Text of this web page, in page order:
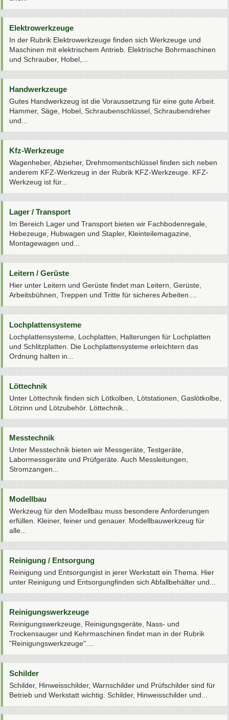
Elektrowerkzeuge
In der Rubrik Elektrowerkzeuge finden sich Werkzeuge und
Maschinen mit elektrischem Antrieb. Elektrische Bohrmaschinen
und Schrauber, Hobel,...
Handwerkzeuge
Gutes Handwerkzeug ist die Voraussetzung für eine gute Arbeit.
Hammer, Säge, Hobel, Schraubenschlüssel, Schraubendreher
und...
Kfz-Werkzeuge
Wagenheber, Abzieher, Drehmomentschlüssel finden sich neben
anderem KFZ-Werkzeug in der Rubrik KFZ-Werkzeuge. KFZ-
Werkzeug ist für...
Lager / Transport
Im Bereich Lager und Transport bieten wir Fachbodenregale,
Hebezeuge, Hubwagen und Stapler, Kleinteilemagazine,
Montagewagen und...
Leitern / Gerüste
Hier unter Leitern und Gerüste findet man Leitern, Gerüste,
Arbeitsbühnen, Treppen und Tritte für sicheres Arbeiten....
Lochplattensysteme
Lochplattensysteme, Lochplatten, Halterungen für Lochplatten
und Schlitzplatten. Die Lochplattensysteme erleichtern das
Ordnung halten in...
Löttechnik
Unter Löttechnik finden sich Lötkolben, Lötstationen, Gaslötkolbe,
Lötzinn und Lötzubehör. Löttechnik...
Messtechnik
Unter Messtechnik bieten wir Messgeräte, Testgeräte,
Labormessgeräte und Prüfgeräte. Auch Messleitungen,
Stromzangen...
Modellbau
Werkzeug für den Modellbau muss besondere Anforderungen
erfüllen. Kleiner, feiner und genauer. Modellbauwerkzeug für
alle...
Reinigung / Entsorgung
Reinigung und Entsorgungist in jerer Werkstatt ein Thema. Hier
unter Reinigung und Entsorgungfinden sich Abfallbehälter und...
Reinigungswerkzeuge
Reinigungswerkzeuge, Reinigungsgeräte, Nass- und
Trockensauger und Kehrmaschinen findet man in der Rubrik
"Reinigungswerkzeuge"....
Schilder
Schilder, Hinweisschilder, Warnschilder und Prüfschilder sind für
Betrieb und Werkstatt wichtig. Schilder, Hinweisschilder und...